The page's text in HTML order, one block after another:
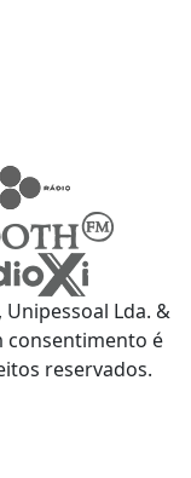
Lda. &
consentimento é
reservados.